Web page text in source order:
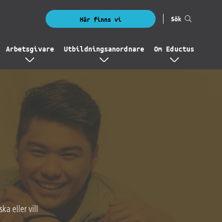
Här finns vi Sök
Arbetsgivare Utbildningsanordnare Om Eductus
eller vill